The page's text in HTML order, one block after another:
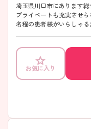
埼玉県川口市にあります
プライベートも充実させ
名程の患者様がいらしゃる
味ある方には、面接のポ
軽にご相談ください。
お気に入り